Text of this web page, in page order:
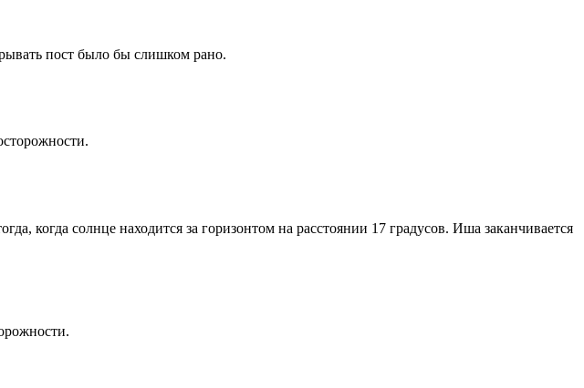
пост было бы слишком рано.
когда солнце находится за горизонтом на расстоянии 17 градусов. Иша заканчивается